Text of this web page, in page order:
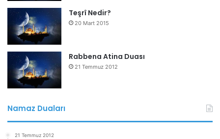
Teşrî Nedir?
20 Mart 2015
Rabbena Atina Duası
21 Temmuz 2012
Namaz Duaları
21 Temmuz 2012